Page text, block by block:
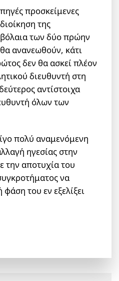
προσκείμενες
της
των δύο πρώην
ανανεωθούν, κάτι
δεν θα ασκεί πλέον
διευθυντή στη
αντίστοιχα
όλων των
πολύ αναμενόμενη
ηγεσίας στην
αποτυχία του
να
φάση του εν εξελίξει